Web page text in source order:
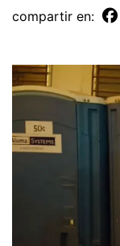
compartir en: